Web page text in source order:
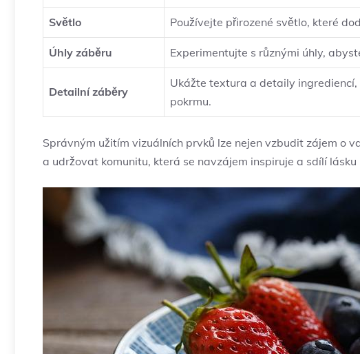
Světlo Používejte přirozené světlo, které
Úhly záběru Experimentujte s různými úhly,
Detailní záběry
Ukážte textura a detaily
pokrmu.
Správným užitím vizuálních prvků lze nejen vzbudit zájem o
a udržovat komunitu, která se navzájem inspiruje a sdílí lásku